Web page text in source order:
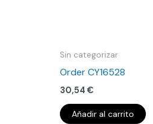
Sin categorizar
Order CY16528
30,54 €
Añadir al carrito